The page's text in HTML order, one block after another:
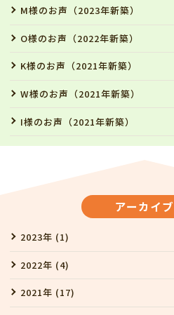
M様のお声（2023年新築）
O様のお声（2022年新築）
K様のお声（2021年新築）
W様のお声（2021年新築）
I様のお声（2021年新築）
アーカイブ
2023年 (1)
2022年 (4)
2021年 (17)